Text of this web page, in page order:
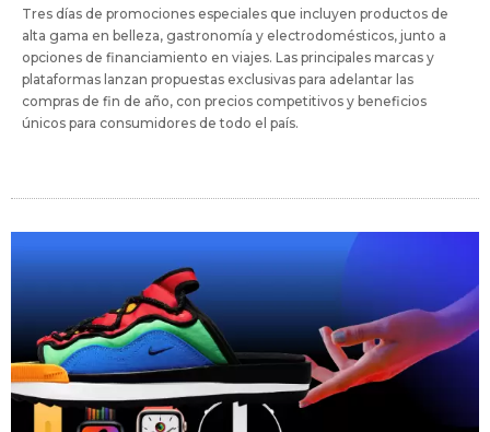
Tres días de promociones especiales que incluyen productos de
alta gama en belleza, gastronomía y electrodomésticos, junto a
opciones de financiamiento en viajes. Las principales marcas y
plataformas lanzan propuestas exclusivas para adelantar las
compras de fin de año, con precios competitivos y beneficios
únicos para consumidores de todo el país.